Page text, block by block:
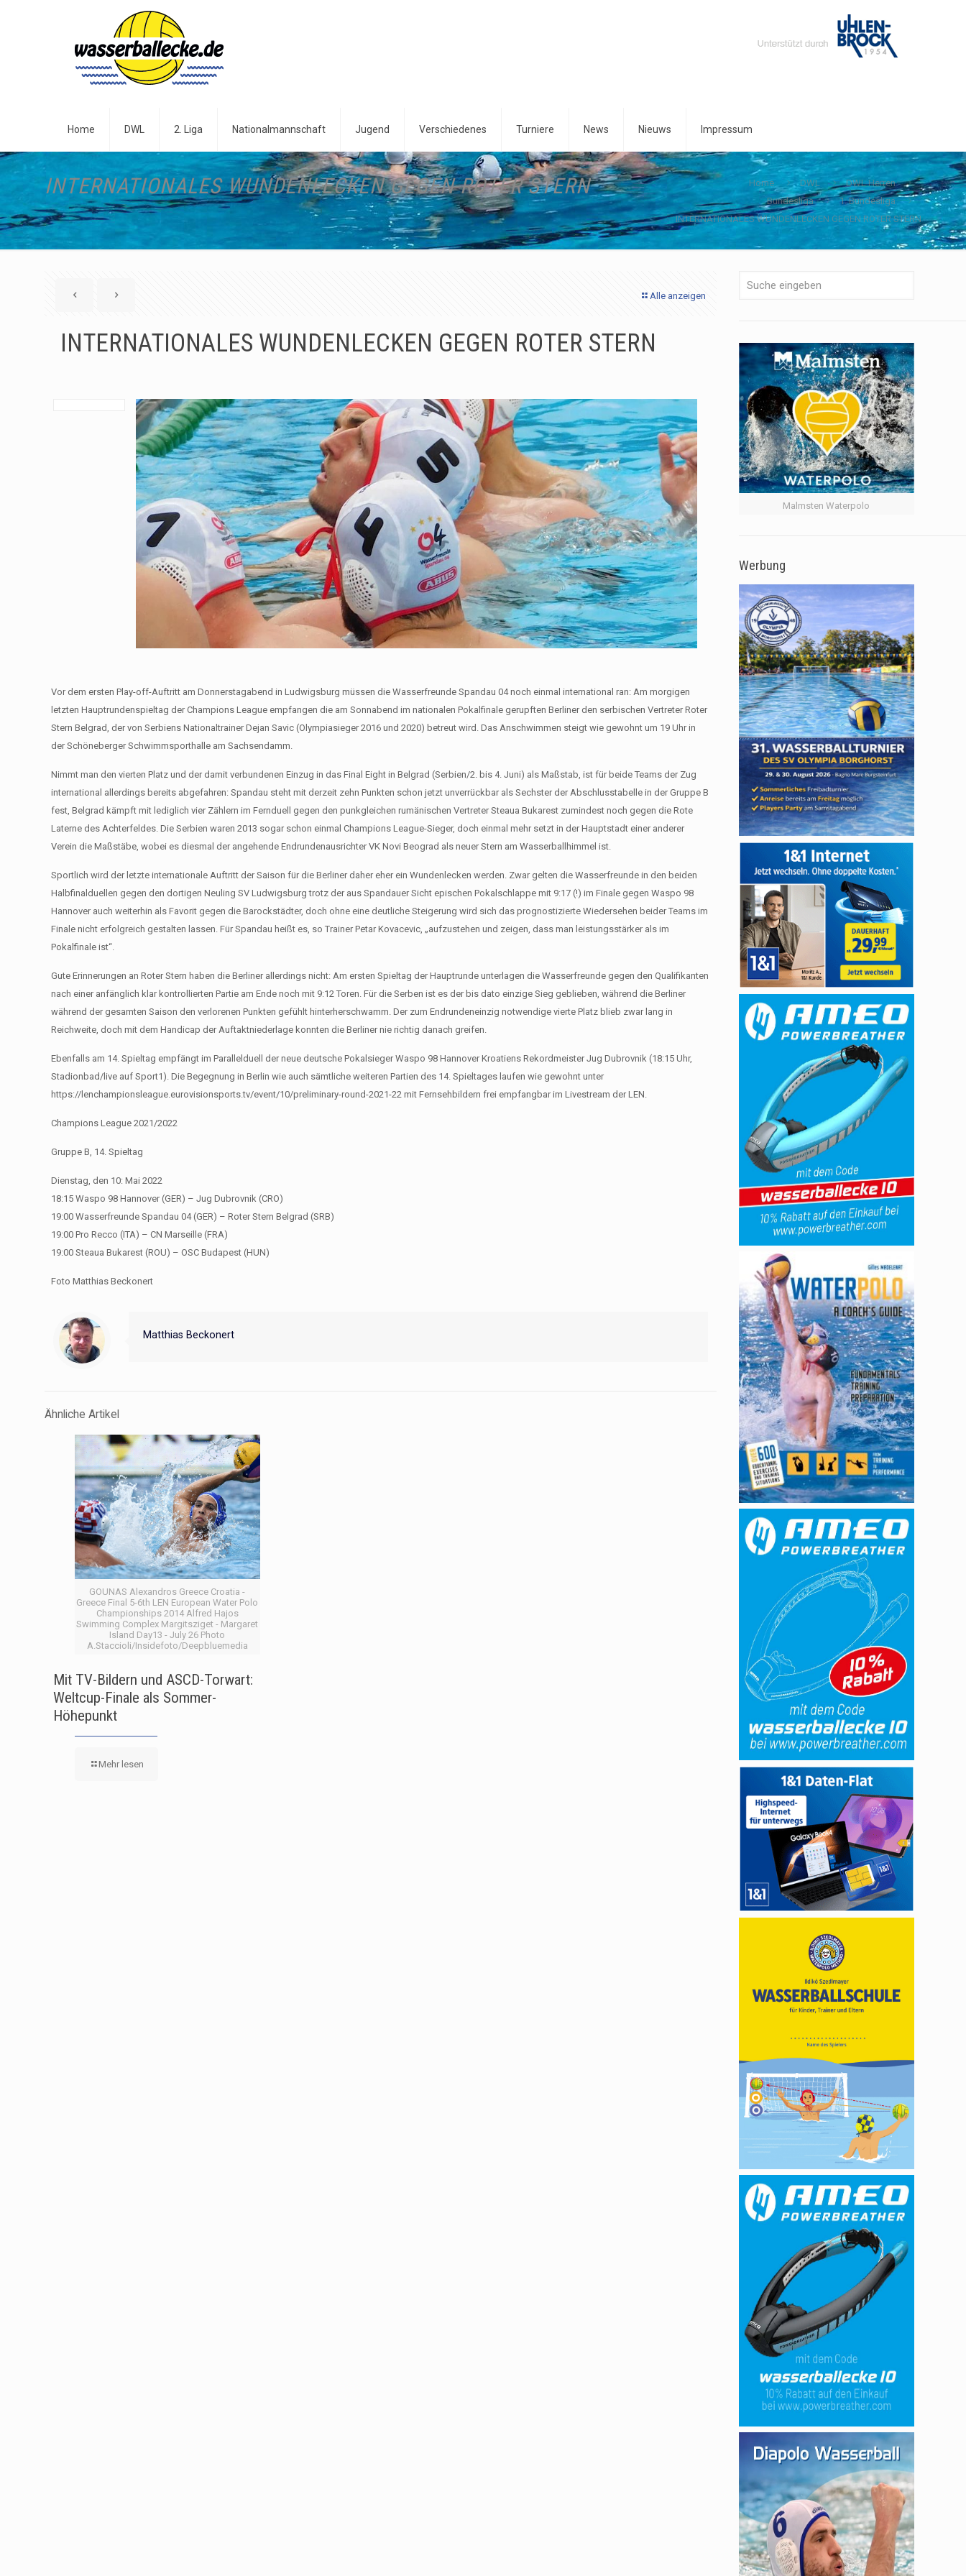
Home DWL 2. Liga Nationalmannschaft Jugend Verschiedenes Turniere News Nieuws Impressum
INTERNATIONALES WUNDENLECKEN GEGEN ROTER STERN Home DWL
DWL Herren
Bundesliga
1. Bundesliga
INTERNATIONALES WUNDENLECKEN GEGEN ROTER STERN
Alle anzeigen
INTERNATIONALES WUNDENLECKEN GEGEN ROTER STERN
Vor dem ersten Play-off-Auftritt am Donnerstagabend in Ludwigsburg müssen die Wasserfreunde Spandau 04 noch einmal international ran: Am morgigen
letzten Hauptrundenspieltag der Champions League empfangen die am Sonnabend im nationalen Pokalfinale gerupften Berliner den serbischen Vertreter Roter
Stern Belgrad, der von Serbiens Nationaltrainer Dejan Savic (Olympiasieger 2016 und 2020) betreut wird. Das Anschwimmen steigt wie gewohnt um 19 Uhr in
der Schöneberger Schwimmsporthalle am Sachsendamm.
Nimmt man den vierten Platz und der damit verbundenen Einzug in das Final Eight in Belgrad (Serbien/2. bis 4. Juni) als Maßstab, ist für beide Teams der Zug
international allerdings bereits abgefahren: Spandau steht mit derzeit zehn Punkten schon jetzt unverrückbar als Sechster der Abschlusstabelle in der Gruppe B
fest, Belgrad kämpft mit lediglich vier Zählern im Fernduell gegen den punkgleichen rumänischen Vertreter Steaua Bukarest zumindest noch gegen die Rote
Laterne des Achterfeldes. Die Serbien waren 2013 sogar schon einmal Champions League-Sieger, doch einmal mehr setzt in der Hauptstadt einer anderer
Verein die Maßstäbe, wobei es diesmal der angehende Endrundenausrichter VK Novi Beograd als neuer Stern am Wasserballhimmel ist.
Sportlich wird der letzte internationale Auftritt der Saison für die Berliner daher eher ein Wundenlecken werden. Zwar gelten die Wasserfreunde in den beiden
Halbfinalduellen gegen den dortigen Neuling SV Ludwigsburg trotz der aus Spandauer Sicht epischen Pokalschlappe mit 9:17 (!) im Finale gegen Waspo 98
Hannover auch weiterhin als Favorit gegen die Barockstädter, doch ohne eine deutliche Steigerung wird sich das prognostizierte Wiedersehen beider Teams im
Finale nicht erfolgreich gestalten lassen. Für Spandau heißt es, so Trainer Petar Kovacevic, „aufzustehen und zeigen, dass man leistungsstärker als im
Pokalfinale ist“.
Gute Erinnerungen an Roter Stern haben die Berliner allerdings nicht: Am ersten Spieltag der Hauptrunde unterlagen die Wasserfreunde gegen den Qualifikanten
nach einer anfänglich klar kontrollierten Partie am Ende noch mit 9:12 Toren. Für die Serben ist es der bis dato einzige Sieg geblieben, während die Berliner
während der gesamten Saison den verlorenen Punkten gefühlt hinterherschwamm. Der zum Endrundeneinzig notwendige vierte Platz blieb zwar lang in
Reichweite, doch mit dem Handicap der Auftaktniederlage konnten die Berliner nie richtig danach greifen.
Ebenfalls am 14. Spieltag empfängt im Parallelduell der neue deutsche Pokalsieger Waspo 98 Hannover Kroatiens Rekordmeister Jug Dubrovnik (18:15 Uhr,
Stadionbad/live auf Sport1). Die Begegnung in Berlin wie auch sämtliche weiteren Partien des 14. Spieltages laufen wie gewohnt unter
https://lenchampionsleague.eurovisionsports.tv/event/10/preliminary-round-2021-22 mit Fernsehbildern frei empfangbar im Livestream der LEN.
Champions League 2021/2022
Gruppe B, 14. Spieltag
Dienstag, den 10: Mai 2022
18:15 Waspo 98 Hannover (GER) – Jug Dubrovnik (CRO)
19:00 Wasserfreunde Spandau 04 (GER) – Roter Stern Belgrad (SRB)
19:00 Pro Recco (ITA) – CN Marseille (FRA)
19:00 Steaua Bukarest (ROU) – OSC Budapest (HUN)
Foto Matthias Beckonert
Matthias Beckonert
Ähnliche Artikel
GOUNAS Alexandros Greece Croatia -
Greece Final 5-6th LEN European Water Polo
Championships 2014 Alfred Hajos
Swimming Complex Margitsziget - Margaret
Island Day13 - July 26 Photo
A.Staccioli/Insidefoto/Deepbluemedia
Mit TV-Bildern und ASCD-Torwart:
Weltcup-Finale als Sommer-
Höhepunkt
Mehr lesen
Malmsten Waterpolo
Werbung